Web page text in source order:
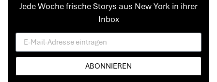
Jede Woche frische Storys aus New York in ihrer
Inbox
ABONNIEREN